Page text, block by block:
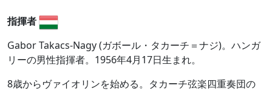
指揮者
Gabor Takacs-Nagy (ガボール・タカーチ＝ナジ)。ハンガ
リーの男性指揮者。1956年4月17日生まれ。
8歳からヴァイオリンを始める。タカーチ弦楽四重奏団の